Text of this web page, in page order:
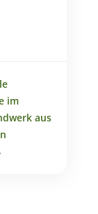
im
aus